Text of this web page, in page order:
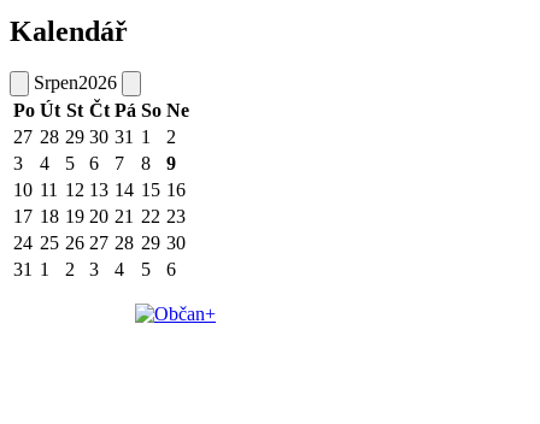
Kalendář
Srpen2026
Po Út St Čt Pá So Ne
27 28 29 30 31 1
2
3
4 5 6 7 8
9
10 11 12 13 14 15 16
17 18 19 20 21 22 23
24 25 26 27 28 29 30
31 1 2 3 4 5 6